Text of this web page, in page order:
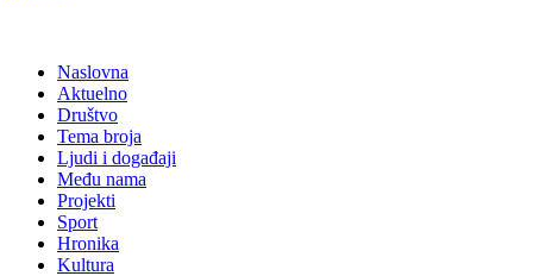
Naslovna
Aktuelno
Društvo
Tema broja
Ljudi i događaji
Među nama
Projekti
Sport
Hronika
Kultura